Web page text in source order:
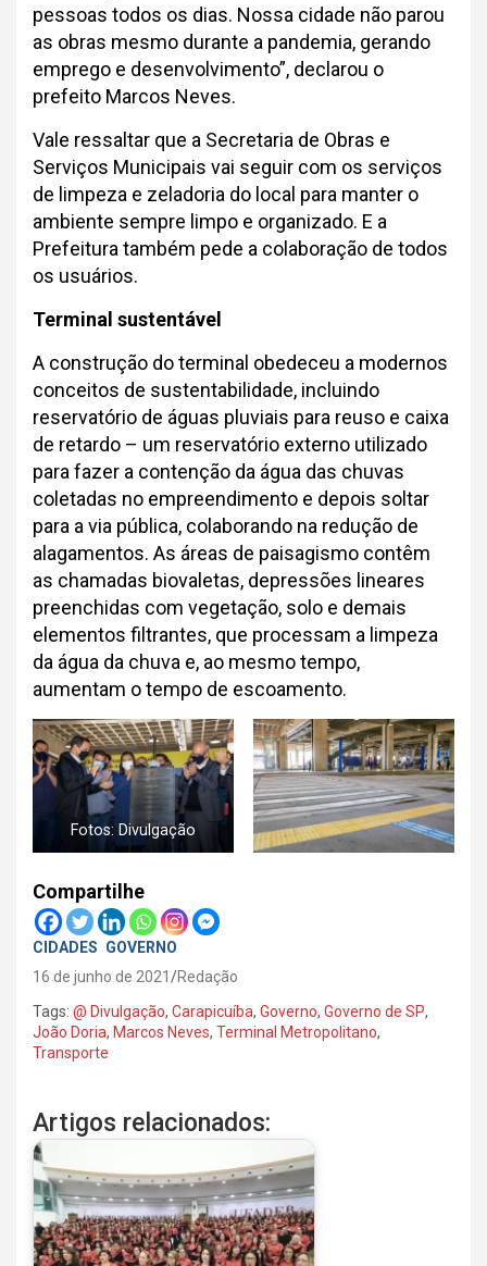
pessoas todos os dias. Nossa cidade não parou
as obras mesmo durante a pandemia, gerando
emprego e desenvolvimento”, declarou o
prefeito Marcos Neves.
Vale ressaltar que a Secretaria de Obras e
Serviços Municipais vai seguir com os serviços
de limpeza e zeladoria do local para manter o
ambiente sempre limpo e organizado. E a
Prefeitura também pede a colaboração de todos
os usuários.
Terminal sustentável
A construção do terminal obedeceu a modernos
conceitos de sustentabilidade, incluindo
reservatório de águas pluviais para reuso e caixa
de retardo – um reservatório externo utilizado
para fazer a contenção da água das chuvas
coletadas no empreendimento e depois soltar
para a via pública, colaborando na redução de
alagamentos. As áreas de paisagismo contêm
as chamadas biovaletas, depressões lineares
preenchidas com vegetação, solo e demais
elementos filtrantes, que processam a limpeza
da água da chuva e, ao mesmo tempo,
aumentam o tempo de escoamento.
Fotos: Divulgação
Compartilhe
CIDADES GOVERNO
16 de junho de 2021
Redação
Tags: @ Divulgação, Carapicuíba, Governo, Governo de SP,
João Doria, Marcos Neves, Terminal Metropolitano,
Transporte
Artigos relacionados: